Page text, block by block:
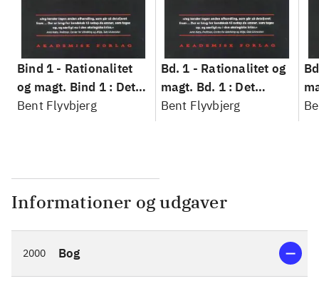
Bind 1 - Rationalitet
og magt. Bind 1 : Det
konkretes videnskab
Bent Flyvbjerg
Bd. 1 - Rationalitet og
magt. Bd. 1 : Det
konkretes videnskab
Bent Flyvbjerg
Informationer og udgaver
2000 Bog